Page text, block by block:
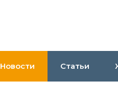
Новости Статьи